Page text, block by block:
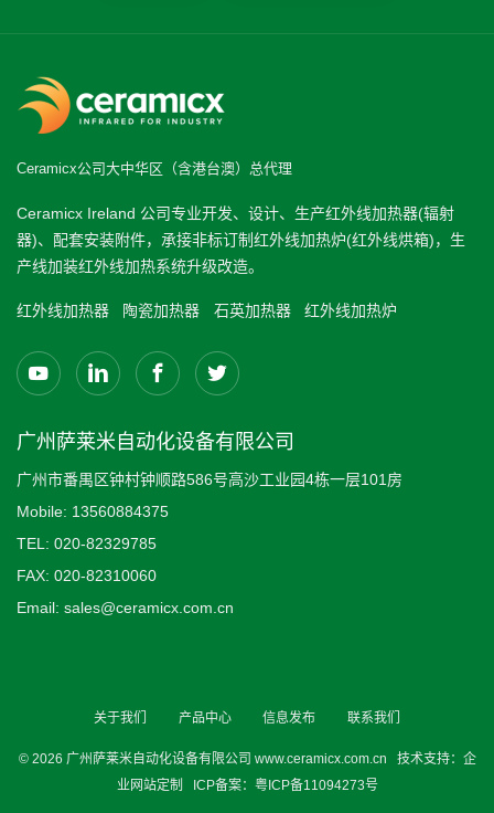
Ceramicx公司大中华区（含港台澳）总代理
Ceramicx Ireland 公司专业开发、设计、生产红外线加热器(辐射
器)、配套安装附件，承接非标订制红外线加热炉(红外线烘箱)，生
产线加装红外线加热系统升级改造。
红外线加热器 陶瓷加热器 石英加热器 红外线加热炉
广州萨莱米自动化设备有限公司
广州市番禺区钟村钟顺路586号高沙工业园4栋一层101房
Mobile: 13560884375
TEL: 020-82329785
FAX: 020-82310060
Email: sales@ceramicx.com.cn
© 2026 广州萨莱米自动化设备有限公司 www.ceramicx.com.cn 技术支持： 企
业网站定制
ICP备案： 粤ICP备11094273号
关于我们 产品中心 信息发布 联系我们